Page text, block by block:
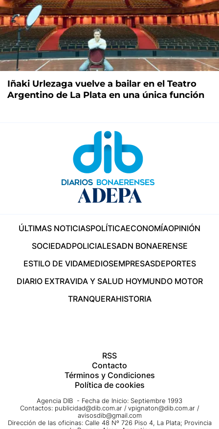
Iñaki Urlezaga vuelve a bailar en el Teatro
Argentino de La Plata en una única función
ÚLTIMAS NOTICIASPOLÍTICAECONOMÍAOPINIÓN
SOCIEDADPOLICIALESADN BONAERENSE
ESTILO DE VIDAMEDIOSEMPRESASDEPORTES
DIARIO EXTRAVIDA Y SALUD HOYMUNDO MOTOR
TRANQUERAHISTORIA
RSS
Contacto
Términos y Condiciones
Política de cookies
Agencia DIB - Fecha de Inicio: Septiembre 1993
Contactos: publicidad@dib.com.ar / vpignaton@dib.com.ar /
avisosdib@gmail.com
Dirección de las oficinas: Calle 48 Nº 726 Piso 4, La Plata; Provincia